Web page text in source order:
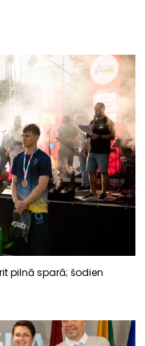
pilnā sparā; šodien